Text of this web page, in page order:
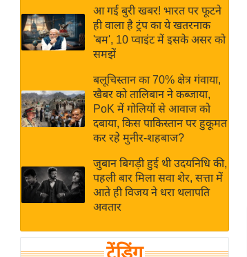
Hindi
Hindi
Hindi
Videos
राय
बजट
क्रिकेट
IPL
2026
ई-पेपर
मिसाल बेमिसाल
शख्सियत
यंग इंडिया
आ गई बुरी खबर! भारत पर फूटने
ही वाला है ट्रंप का ये खतरनाक
'बम', 10 प्वाइंट में इसके असर को
समझें
बलूचिस्तान का 70% क्षेत्र गंवाया,
खैबर को तालिबान ने कब्जाया,
PoK में गोलियों से आवाज को
दबाया, किस पाकिस्तान पर हुकूमत
कर रहे मुनीर-शहबाज?
जुबान बिगड़ी हुई थी उदयनिधि की,
पहली बार मिला सवा शेर, सत्ता में
आते ही विजय ने धरा थलापति
अवतार
ट्रेंडिंग